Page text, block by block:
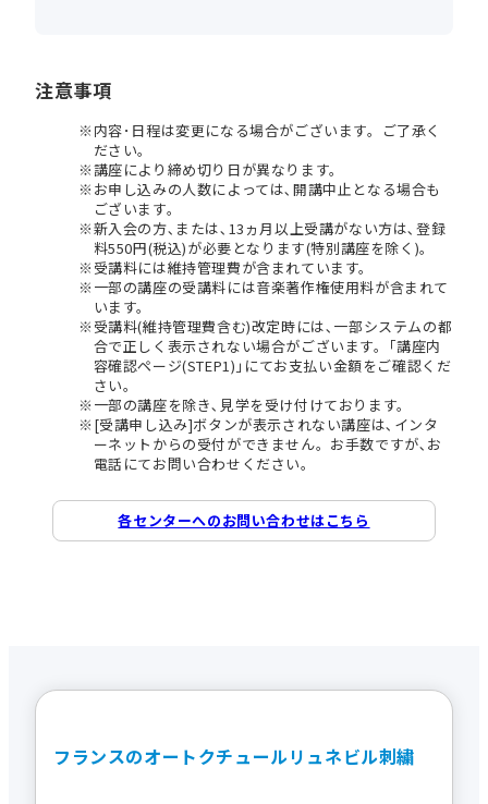
注意事項
内容･日程は変更になる場合がございます。ご了承く
ださい。
講座により締め切り日が異なります。
お申し込みの人数によっては､開講中止となる場合も
ございます。
新入会の方､または､13ヵ月以上受講がない方は､登録
料550円(税込)が必要となります(特別講座を除く)。
受講料には維持管理費が含まれています。
一部の講座の受講料には音楽著作権使用料が含まれて
います。
受講料(維持管理費含む)改定時には､一部システムの都
合で正しく表示されない場合がございます。｢講座内
容確認ページ(STEP1)｣にてお支払い金額をご確認くだ
さい。
一部の講座を除き､見学を受け付けております。
[受講申し込み]ボタンが表示されない講座は､インタ
ーネットからの受付ができません。お手数ですが､お
電話にてお問い合わせください。
各センターへのお問い合わせはこちら
フランスのオートクチュールリュネビル刺繍